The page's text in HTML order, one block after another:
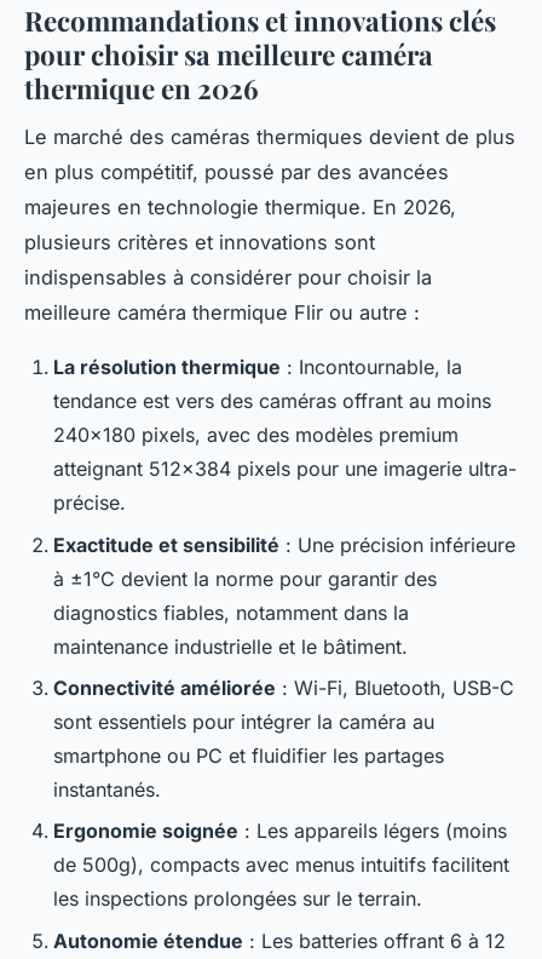
Recommandations et innovations clés
pour choisir sa meilleure caméra
thermique en 2026
Le marché des caméras thermiques devient de plus
en plus compétitif, poussé par des avancées
majeures en technologie thermique. En 2026,
plusieurs critères et innovations sont
indispensables à considérer pour choisir la
meilleure caméra thermique Flir ou autre :
La résolution thermique : Incontournable, la
tendance est vers des caméras offrant au moins
240×180 pixels, avec des modèles premium
atteignant 512×384 pixels pour une imagerie ultra-
précise.
Exactitude et sensibilité : Une précision inférieure
à ±1°C devient la norme pour garantir des
diagnostics fiables, notamment dans la
maintenance industrielle et le bâtiment.
Connectivité améliorée : Wi-Fi, Bluetooth, USB-C
sont essentiels pour intégrer la caméra au
smartphone ou PC et fluidifier les partages
instantanés.
Ergonomie soignée : Les appareils légers (moins
de 500g), compacts avec menus intuitifs facilitent
les inspections prolongées sur le terrain.
Autonomie étendue : Les batteries offrant 6 à 12